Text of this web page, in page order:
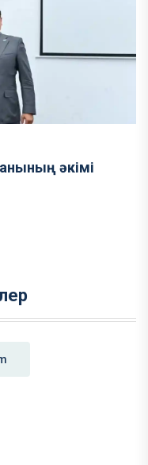
әкімі